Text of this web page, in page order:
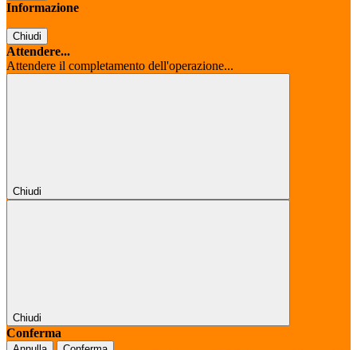
Informazione
Chiudi
Attendere...
Attendere il completamento dell'operazione...
Chiudi
Chiudi
Conferma